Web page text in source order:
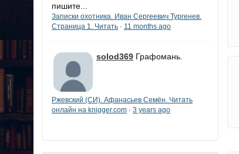
пишите...
Записки охотника. Иван Сергеевич Тургенев.
Страница 1. Читать · 11 months ago
solod369 Графомань.
Ржевский (СИ). Афанасьев Семён. Читать
онлайн на knigger.com · 3 years ago